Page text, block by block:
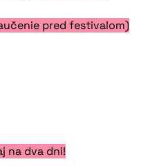
pred festivalom)
na dva dni!